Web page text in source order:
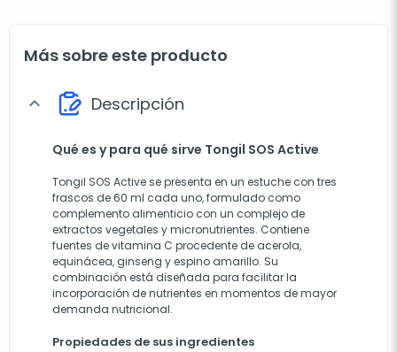
Más sobre este producto
expand_more Descripción
Qué es y para qué sirve Tongil SOS Active
Tongil SOS Active se presenta en un estuche con tres
frascos de 60 ml cada uno, formulado como
complemento alimenticio con un complejo de
extractos vegetales y micronutrientes. Contiene
fuentes de vitamina C procedente de acerola,
equinácea, ginseng y espino amarillo. Su
combinación está diseñada para facilitar la
incorporación de nutrientes en momentos de mayor
demanda nutricional.
Propiedades de sus ingredientes